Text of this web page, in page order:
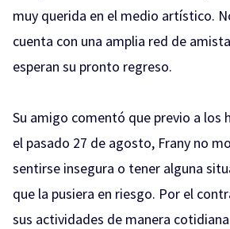
muy querida en el medio artístico.
cuenta con una amplia red de
esperan su pronto regreso.
Su amigo comentó que previo a los
el pasado 27 de agosto, Frany no
sentirse insegura o tener alguna
que la pusiera en riesgo. Por el
sus actividades de manera